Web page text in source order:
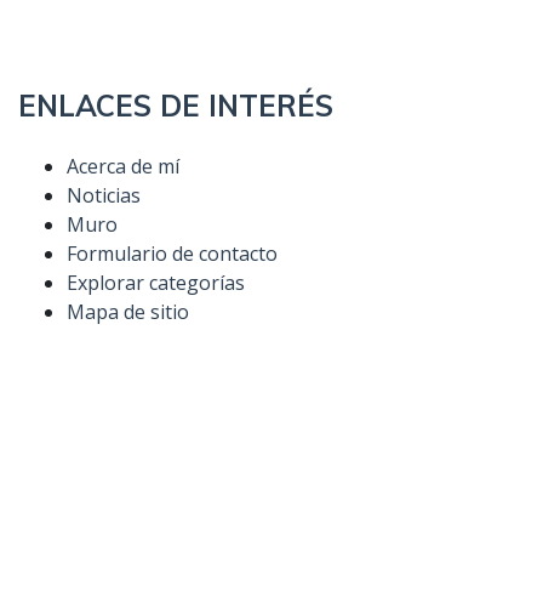
ENLACES DE INTERÉS
Acerca de mí
Noticias
Muro
Formulario de contacto
Explorar categorías
Mapa de sitio